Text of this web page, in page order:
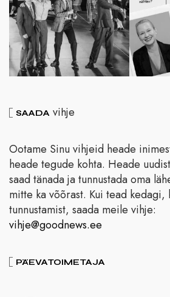
SAADA vihje
Ootame Sinu vihjeid heade
heade tegude kohta. Heade
saad tänada ja tunnustada oma
mitte ka võõrast. Kui tead kedagi,
tunnustamist, saada meile vihje:
vihje@goodnews.ee
PÄEVATOIMETAJA